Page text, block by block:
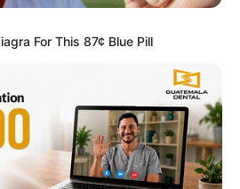
Were On And The
For This 87¢ Blue Pill